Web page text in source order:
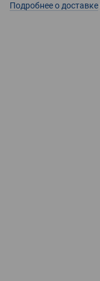
Подробнее о доставке